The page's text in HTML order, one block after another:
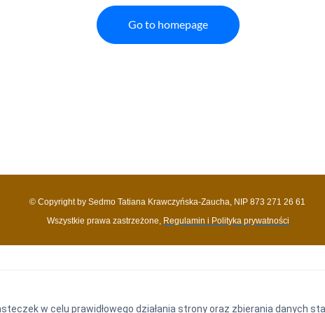
Go to homepage
© Copyright by Sedmo Tatiana Krawczyńska-Zaucha, NIP 873 271 26 61
Wszystkie prawa zastrzeżone, Regulamin i Polityka prywatności
w celu prawidłowego działania strony oraz zbierania danych